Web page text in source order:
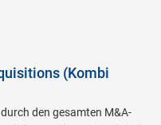
(Kombi
den gesamten M&A-